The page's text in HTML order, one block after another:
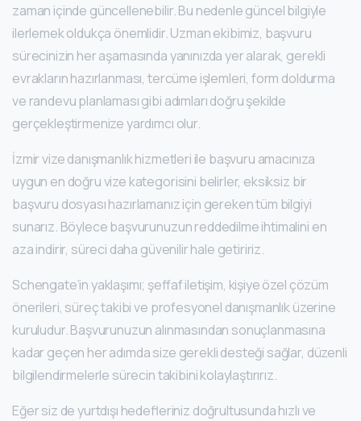
zaman içinde güncellenebilir. Bu nedenle güncel bilgiyle
ilerlemek oldukça önemlidir. Uzman ekibimiz, başvuru
sürecinizin her aşamasında yanınızda yer alarak, gerekli
evrakların hazırlanması, tercüme işlemleri, form doldurma
ve randevu planlaması gibi adımları doğru şekilde
gerçekleştirmenize yardımcı olur.
İzmir vize danışmanlık hizmetleri ile başvuru amacınıza
uygun en doğru vize kategorisini belirler, eksiksiz bir
başvuru dosyası hazırlamanız için gereken tüm bilgiyi
sunarız. Böylece başvurunuzun reddedilme ihtimalini en
aza indirir, süreci daha güvenilir hale getiririz.
Schengate’in yaklaşımı; şeffaf iletişim, kişiye özel çözüm
önerileri, süreç takibi ve profesyonel danışmanlık üzerine
kuruludur. Başvurunuzun alınmasından sonuçlanmasına
kadar geçen her adımda size gerekli desteği sağlar, düzenli
bilgilendirmelerle sürecin takibini kolaylaştırırız.
Eğer siz de yurtdışı hedefleriniz doğrultusunda hızlı ve